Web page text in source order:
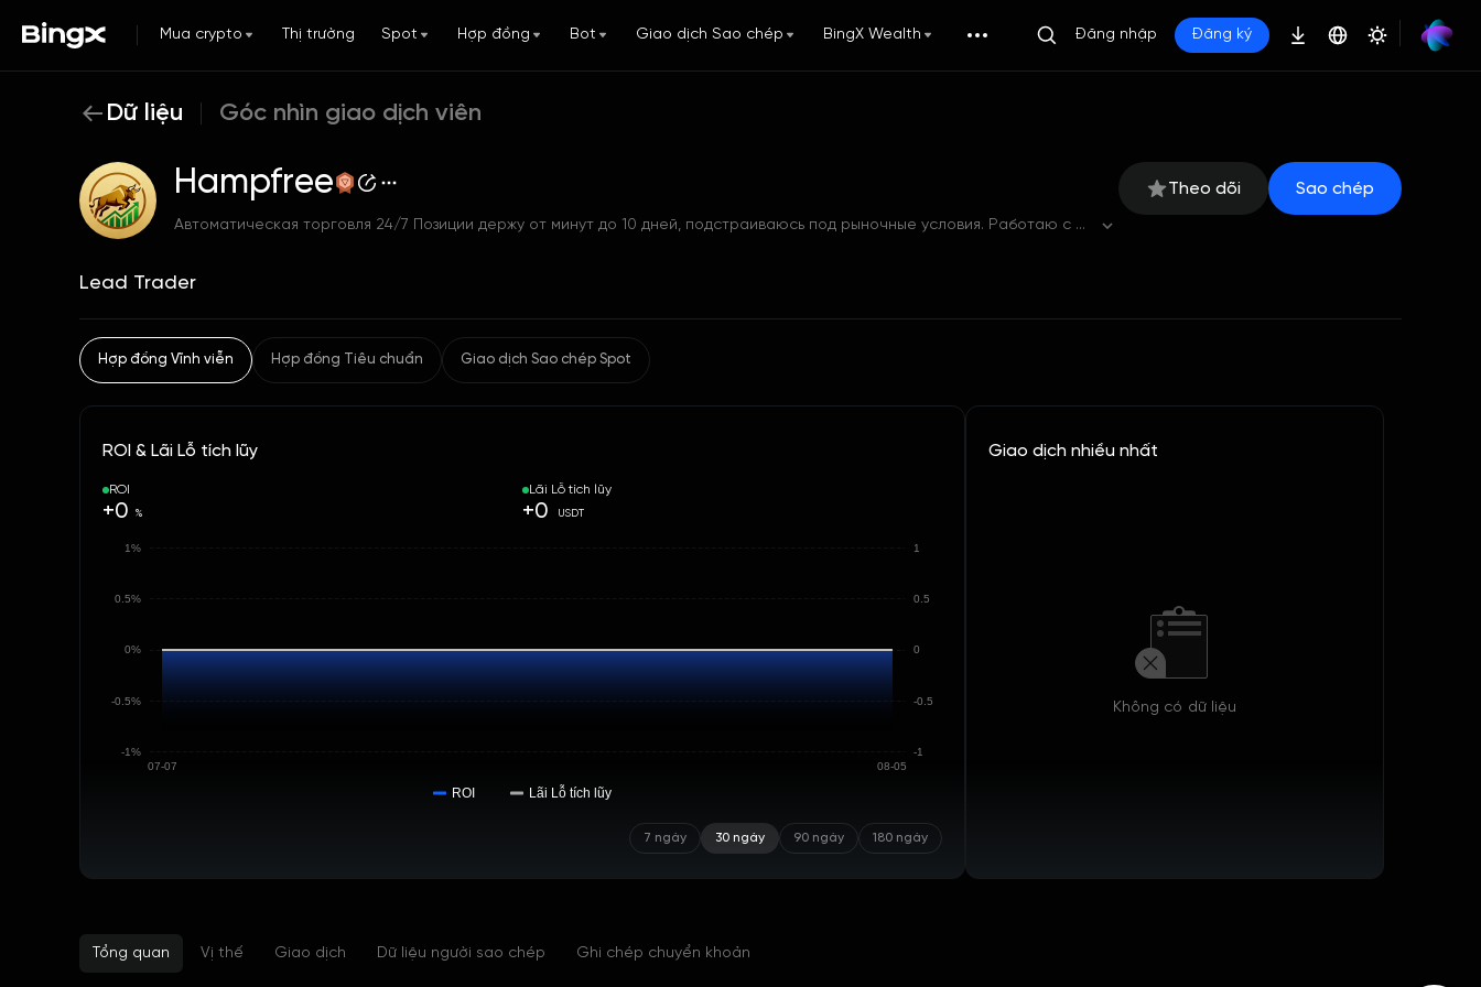
Mua crypto Thị trường Spot Hợp đồng Bot Giao dịch Sao chép BingX Wealth Đăng nhập Đăng ký
Dữ liệu Góc nhìn giao dịch viên
Hampfree
Автоматическая торговля 24/7 Позиции держу от минут до 10 дней, подстраиваюсь под рыночные условия. Работаю с 200+ активами, используя умеренное плечо 5-10× и строгие стопы для защиты капитала. Торговля работает в основном на автопилоте: анализ, выбор активов, управление позициями. Ручное участие редкое — только мониторинг и настройки параметров. Вся история торговли открыта. Видны периоды прибыли и периоды просадок — полная прозрачность. Фьючерсы USDT, гибкие параметры для разных уровней капитала. --- Trading 24/7, mostly automated. Positions from minutes to 10 days. 200+ assets, 5-10x leverage with strict stops. Full transparency on all results.
Theo dõi Sao chép
Lead Trader
Hợp đồng Vĩnh viễn Hợp đồng Tiêu chuẩn Giao dịch Sao chép Spot
ROI & Lãi Lỗ tích lũy
ROI
+0 %
Lãi Lỗ tích lũy
+0 USDT
-1%
-0.5%
0%
0.5%
1%
-1
-0.5
0
0.5
1
07-07 08-05
ROI Lãi Lỗ tích lũy
7 ngày 30 ngày 90 ngày 180 ngày
Giao dịch nhiều nhất
Không có dữ liệu
Tổng quan Vị thế Giao dịch Dữ liệu người sao chép Ghi chép chuyển khoản